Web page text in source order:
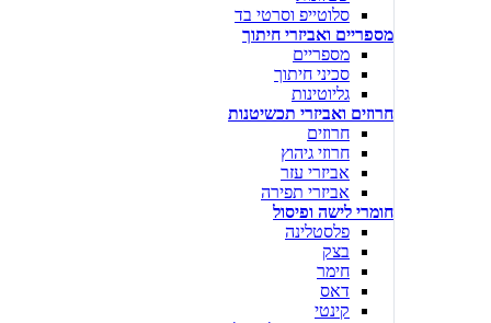
סלוטייפ וסרטי בד
מספריים ואביזרי חיתוך
מספריים
סכיני חיתוך
גליוטינות
חרוזים ואביזרי תכשיטנות
חרוזים
חרוזי גיהוץ
אביזרי עזר
אביזרי תפירה
חומרי לישה ופיסול
פלסטלינה
בצק
חימר
דאס
קינטי